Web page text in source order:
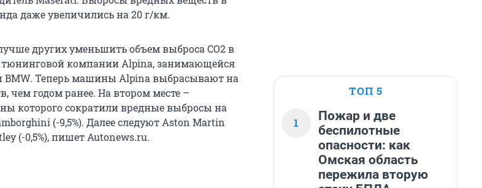
даже увеличились на 20 г/км.
других уменьшить объем выброса CO2 в
тюнинговой компании Alpina, занимающейся
BMW. Теперь машины Alpina выбрасывают на
чем годом ранее. На втором месте –
которого сократили вредные выбросы на
(-9,5%). Далее следуют Aston Martin
(-0,5%), пишет Autonews.ru.
ТОП 5
1
Пожар и две
беспилотные
опасности: как
Омская область
пережила вторую